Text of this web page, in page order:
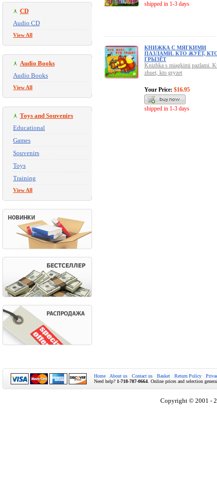
CD
Audio CD
View All
Audio Books
Audio Books
View All
Toys and Souvenirs
Educational
Games
Souvenirs
Toys
Training
View All
shipped in 1-3 days
КНИЖКА С МЯГКИМИ
ПАЗЛАМИ. КТО ЖУЁТ,
ГРЫЗЁТ
Knizhka s miagkimi pazlami.
zhuet, kto gryzet
Your Price: $16.95
shipped in 1-3 days
Home About us Contact us Basket Return Policy
Need help? 1-718-787-0664 . Online prices and selection
Copyright © 2001 -